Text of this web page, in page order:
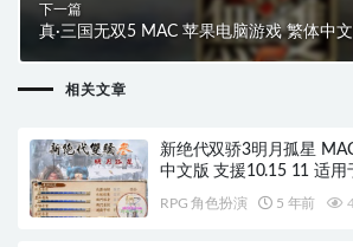
下一篇
真·三国无双5 MAC 苹果电脑游戏 繁体中
10.11 10.12 10.13 10.14
相关文章
新绝代双骄3明月孤星
中文版 支援10.15 11 适用
RPG 角色扮演 5 年前